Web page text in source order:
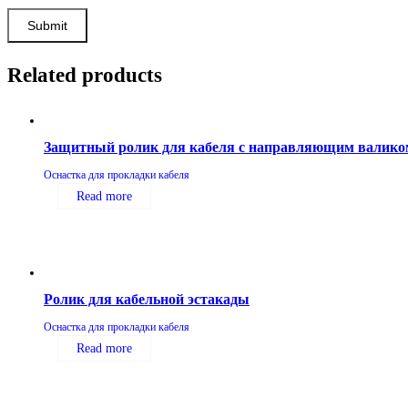
Related products
Защитный ролик для кабеля с направляющим
Оснастка для прокладки кабеля
Read more
Ролик для кабельной эстакады
Оснастка для прокладки кабеля
Read more